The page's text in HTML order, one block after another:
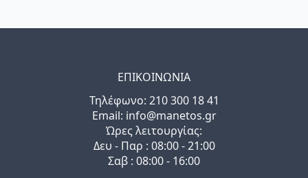
ΕΠΙΚΟΙΝΩΝΙΑ
Τηλέφωνo: 210 300 18 41
Email: info@manetos.gr
Ώρες λειτουργίας:
Δευ - Παρ : 08:00 - 21:00
Σαβ : 08:00 - 16:00